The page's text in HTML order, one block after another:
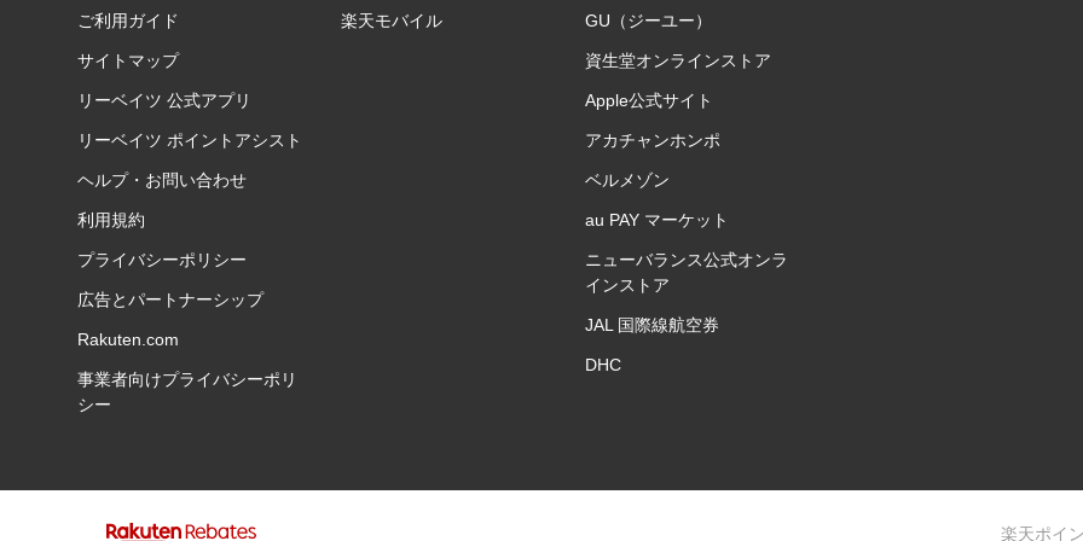
ご利用ガイド
サイトマップ
リーベイツ 公式アプリ
リーベイツ ポイントアシスト
ヘルプ・お問い合わせ
利用規約
プライバシーポリシー
広告とパートナーシップ
Rakuten.com
事業者向けプライバシーポリ
シー
楽天モバイル GU（ジーユー）
資生堂オンラインストア
Apple公式サイト
アカチャンホンポ
ベルメゾン
au PAY マーケット
ニューバランス公式オンラ
インストア
JAL 国際線航空券
DHC
楽天ポイ